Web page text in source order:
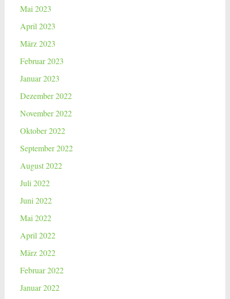
Mai 2023
April 2023
März 2023
Februar 2023
Januar 2023
Dezember 2022
November 2022
Oktober 2022
September 2022
August 2022
Juli 2022
Juni 2022
Mai 2022
April 2022
März 2022
Februar 2022
Januar 2022